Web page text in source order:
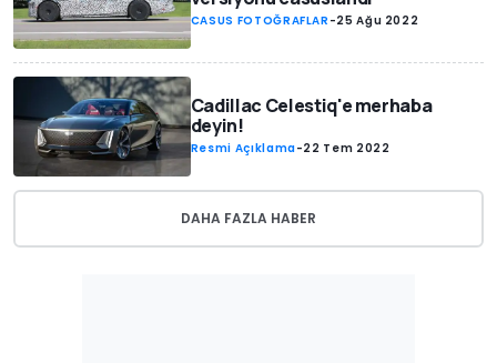
CASUS FOTOĞRAFLAR -25 Ağu 2022
Cadillac Celestiq'e merhaba
deyin!
Resmi Açıklama-22 Tem 2022
DAHA FAZLA HABER